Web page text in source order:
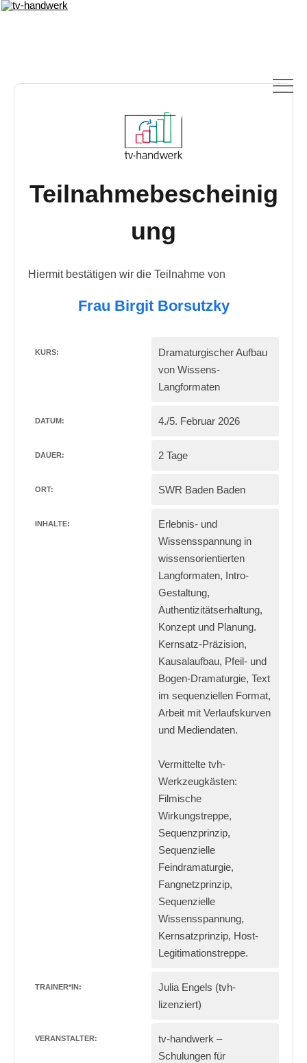
Teilnahmebescheinig
ung
Hiermit bestätigen wir die Teilnahme von
Frau Birgit Borsutzky
KURS:
Dramaturgischer Aufbau
von Wissens-
Langformaten
DATUM: 4./5. Februar 2026
DAUER: 2 Tage
ORT: SWR Baden Baden
INHALTE:
Erlebnis- und
Wissensspannung in
wissensorientierten
Langformaten, Intro-
Gestaltung,
Authentizitätserhaltung,
Konzept und Planung.
Kernsatz-Präzision,
Kausalaufbau, Pfeil- und
Bogen-Dramaturgie, Text
im sequenziellen Format,
Arbeit mit Verlaufskurven
und Mediendaten.
Vermittelte tvh-
Werkzeugkästen:
Filmische
Wirkungstreppe,
Sequenzprinzip,
Sequenzielle
Feindramaturgie,
Fangnetzprinzip,
Sequenzielle
Wissensspannung,
Kernsatzprinzip, Host-
Legitimationstreppe.
TRAINER*IN: Julia Engels (tvh-
lizenziert)
VERANSTALTER:
tv-handwerk –
Schulungen für